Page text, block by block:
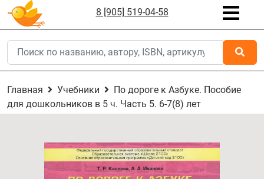
8 [905] 519-04-58
Главная Учебники
По дороге к Азбуке. Пособие
для дошкольников в 5 ч. Часть 5. 6-7(8) лет